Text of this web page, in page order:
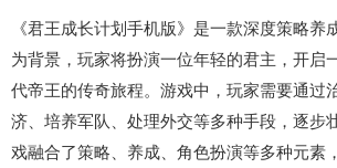
《君王成长计划手机版》是一款深度策略养
为背景，玩家将扮演一位年轻的君主，开启
代帝王的传奇旅程。游戏中，玩家需要通过
济、培养军队、处理外交等多种手段，逐步
戏融合了策略、养成、角色扮演等多种元素